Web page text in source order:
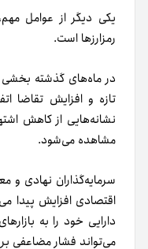
یکی دیگر از عوامل
رمزارزها است.
در ماه‌های گذشته بخشی
تازه و افزایش تقاضا
نشانه‌هایی از کاهش
مشاهده می‌شود.
سرمایه‌گذاران نهادی و
اقتصادی افزایش پیدا
دارایی خود را به
می‌تواند فشار مضاعفی بر